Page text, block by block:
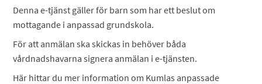
Denna e-tjänst gäller för barn som har ett beslut om
mottagande i anpassad grundskola.
För att anmälan ska skickas in behöver båda
vårdnadshavarna signera anmälan i e-tjänsten.
Här hittar du mer information om Kumlas anpassade